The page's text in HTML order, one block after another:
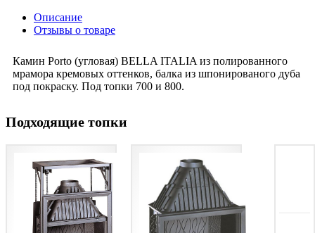
Описание
Отзывы о товаре
Камин Porto (угловая) BELLA ITALIA из полированного
мрамора кремовых оттенков, балка из шпонированого дуба
под покраску. Под топки 700 и 800.
Подходящие топки